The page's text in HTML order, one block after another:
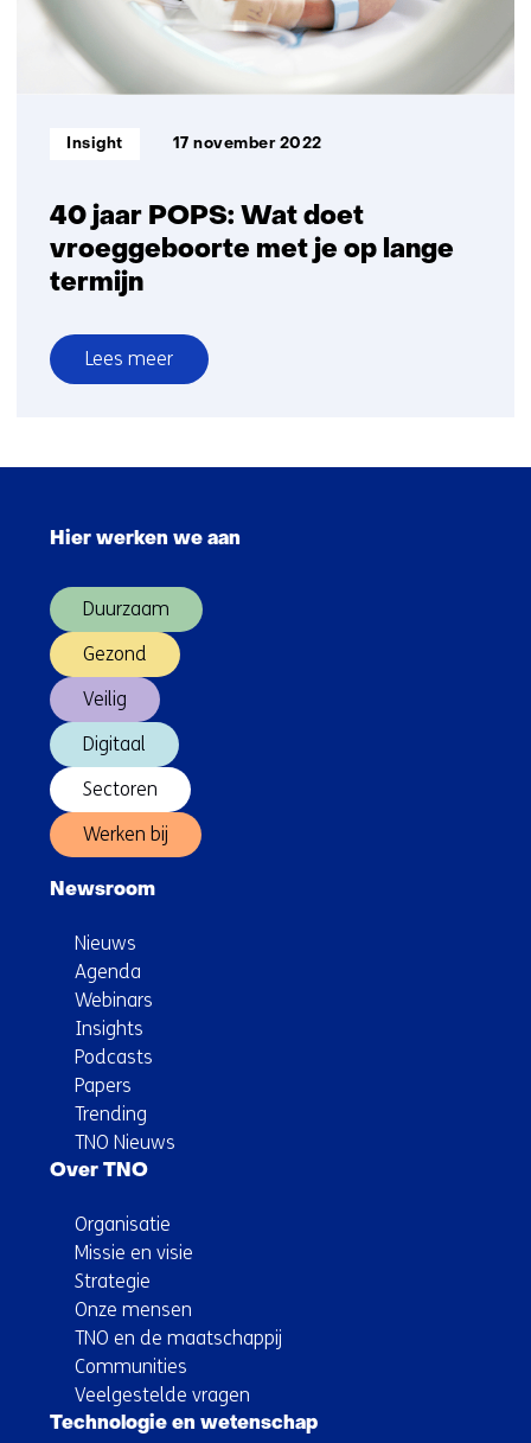
ontwikkeling
van
kinderen
40 jaar POPS: Wat doet
vroeggeboorte met je op lange
termijn
Informatietype:
Insight 17 november 2022
Lees meer
over
POPS:
met
je
op
termijn
Hier werken we aan
Duurzaam
Gezond
Veilig
Digitaal
Sectoren
Werken bij
Newsroom
Nieuws
Agenda
Webinars
Insights
Podcasts
Papers
Trending
TNO Nieuws
Over TNO
Organisatie
Missie en visie
Strategie
Onze mensen
TNO en de maatschappij
Communities
Veelgestelde vragen
Technologie en wetenschap